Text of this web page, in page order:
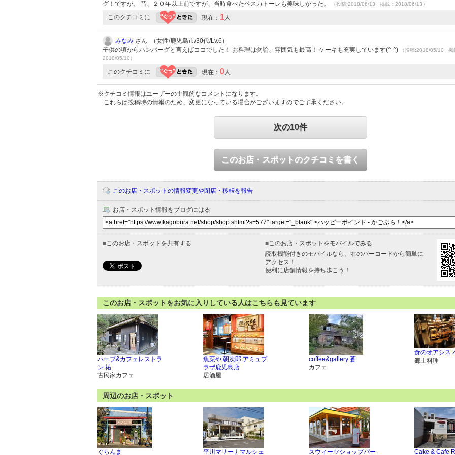
グ！ですが、 昔、２０年以上前ですが、当時食べたペスカトーレも美味しかった。 （投稿:2018/06/13 掲載：2018/06/13）
このクチコミに 現在： 1人
みなみ さん （女性/鹿児島市/30代/Lv.6）
子供の頃からハンバーグと言えばココでした！ お料理は勿論、雰囲気も最高！ ケーキも充実しています(^-^)
（投稿:2018/05/10 掲
2018/05/10）
このクチコミに 現在： 0人
※クチコミ情報はユーザーの主観的なコメントになります。
これらは投稿時の情報のため、変更になっている場合がございますのでご了承ください。
次の10件
このお店・スポットのクチコミを書く
このお店・スポットの情報変更や閉店・移転を報告
お店・スポット情報をブログにはる
■このお店・スポットを共有する ■このお店・スポットをモバイルでみる
読取機能付きのモバイルなら、右のバーコードから簡単に
アクセス！
便利に店舗情報を持ち歩こう！
このお店・スポットをお気に入りしている人はこちらも見ています
ハーブ&カフェレストラ
ン 祐
古民家カフェ
魚菜や 朝次郎 アミュプ
ラザ鹿児島店
居酒屋
coffee&gallery 蒼
カフェ
食のオアシス
郷土料理
周辺のお店・スポット
ぐらんま 平川マリーナマルシェ スウィーツショップパー Cake & Cafe